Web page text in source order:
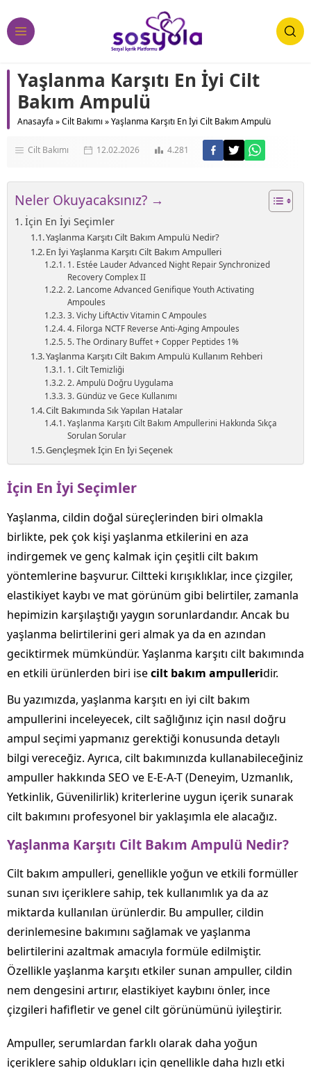
Yaşlanma Karşıtı En İyi Cilt
Bakım Ampulü
Anasayfa »Cilt Bakımı »Yaşlanma Karşıtı En İyi Cilt Bakım Ampulü
Cilt Bakımı 12.02.2026 4.281
Neler Okuyacaksınız? →
İçin En İyi Seçimler
Yaşlanma Karşıtı Cilt Bakım Ampulü Nedir?
En İyi Yaşlanma Karşıtı Cilt Bakım Ampulleri
1. Estée Lauder Advanced Night Repair Synchronized
Recovery Complex II
2. Lancome Advanced Genifique Youth Activating
Ampoules
3. Vichy LiftActiv Vitamin C Ampoules
4. Filorga NCTF Reverse Anti-Aging Ampoules
5. The Ordinary Buffet + Copper Peptides 1%
Yaşlanma Karşıtı Cilt Bakım Ampulü Kullanım Rehberi
1. Cilt Temizliği
2. Ampulü Doğru Uygulama
3. Gündüz ve Gece Kullanımı
Cilt Bakımında Sık Yapılan Hatalar
Yaşlanma Karşıtı Cilt Bakım Ampullerini Hakkında Sıkça
Sorulan Sorular
Gençleşmek İçin En İyi Seçenek
İçin En İyi Seçimler
Yaşlanma, cildin doğal süreçlerinden biri olmakla
birlikte, pek çok kişi yaşlanma etkilerini en aza
indirgemek ve genç kalmak için çeşitli cilt bakım
yöntemlerine başvurur. Ciltteki kırışıklıklar, ince çizgiler,
elastikiyet kaybı ve mat görünüm gibi belirtiler, zamanla
hepimizin karşılaştığı yaygın sorunlardandır. Ancak bu
yaşlanma belirtilerini geri almak ya da en azından
geciktirmek mümkündür. Yaşlanma karşıtı cilt bakımında
en etkili ürünlerden biri isecilt bakım ampulleridir.
Bu yazımızda, yaşlanma karşıtı en iyi cilt bakım
ampullerini inceleyecek, cilt sağlığınız için nasıl doğru
ampul seçimi yapmanız gerektiği konusunda detaylı
bilgi vereceğiz. Ayrıca, cilt bakımınızda kullanabileceğiniz
ampuller hakkında SEO ve E-E-A-T (Deneyim, Uzmanlık,
Yetkinlik, Güvenilirlik) kriterlerine uygun içerik sunarak
cilt bakımını profesyonel bir yaklaşımla ele alacağız.
Yaşlanma Karşıtı Cilt Bakım Ampulü Nedir?
Cilt bakım ampulleri, genellikle yoğun ve etkili formüller
sunan sıvı içeriklere sahip, tek kullanımlık ya da az
miktarda kullanılan ürünlerdir. Bu ampuller, cildin
derinlemesine bakımını sağlamak ve yaşlanma
belirtilerini azaltmak amacıyla formüle edilmiştir.
Özellikle yaşlanma karşıtı etkiler sunan ampuller, cildin
nem dengesini artırır, elastikiyet kaybını önler, ince
çizgileri hafifletir ve genel cilt görünümünü iyileştirir.
Ampuller, serumlardan farklı olarak daha yoğun
içeriklere sahip oldukları için genellikle daha hızlı etki